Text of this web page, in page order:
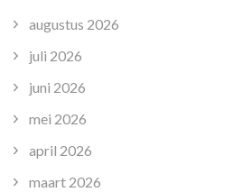
augustus 2026
juli 2026
juni 2026
mei 2026
april 2026
maart 2026